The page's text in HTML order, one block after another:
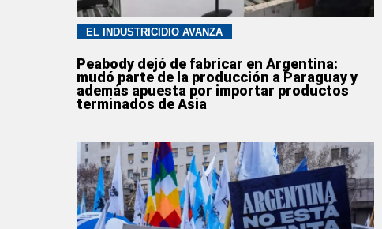
EL INDUSTRICIDIO AVANZA
Peabody dejó de fabricar en Argentina:
mudó parte de la producción a Paraguay y
además apuesta por importar productos
terminados de Asia